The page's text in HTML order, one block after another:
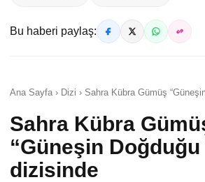
Bu haberi paylaş:
Ana Sayfa › Dizi › Sahra Kübra Gümüş
Sahra Kübra
“Güneşin Doğduğu
dizisinde